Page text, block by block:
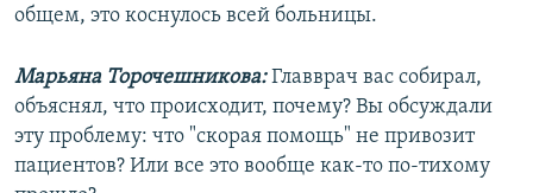
общем, это коснулось всей больницы.
Марьяна Торочешникова:Главврач вас собирал,
объяснял, что происходит, почему? Вы обсуждали
эту проблему: что "скорая помощь" не привозит
пациентов? Или все это вообще как-то по-тихому